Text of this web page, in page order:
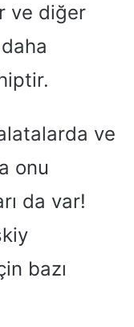
ve diğer
ve
onu
da var!
bazı